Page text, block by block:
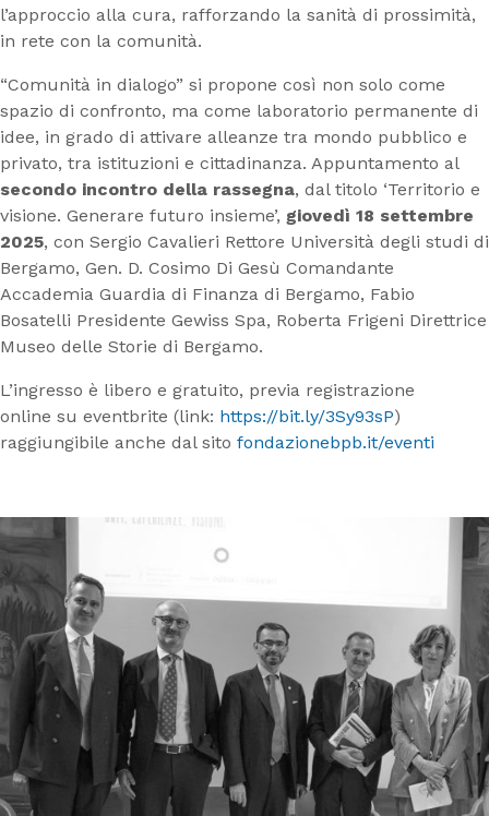
l’approccio alla cura, rafforzando la sanità di prossimità,
in rete con la comunità.
“Comunità in dialogo” si propone così non solo come
spazio di confronto, ma come laboratorio permanente di
idee, in grado di attivare alleanze tra mondo pubblico e
privato, tra istituzioni e cittadinanza. Appuntamento al
secondo incontro della rassegna, dal titolo ‘Territorio e
visione. Generare futuro insieme’, giovedì 18 settembre
2025, con Sergio Cavalieri Rettore Università degli studi di
Bergamo, Gen. D. Cosimo Di Gesù Comandante
Accademia Guardia di Finanza di Bergamo, Fabio
Bosatelli Presidente Gewiss Spa, Roberta Frigeni Direttrice
Museo delle Storie di Bergamo.
L’ingresso è libero e gratuito, previa registrazione
online su eventbrite (link: https://bit.ly/3Sy93sP)
raggiungibile anche dal sito fondazionebpb.it/eventi